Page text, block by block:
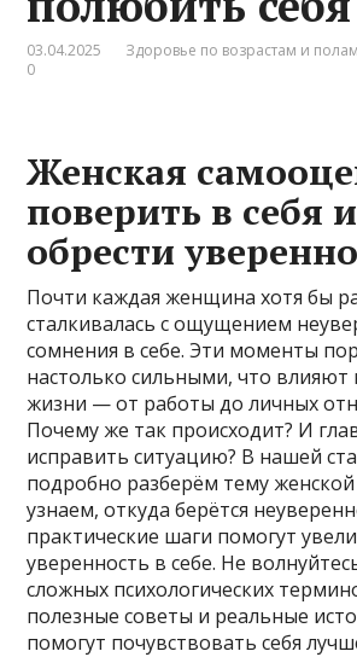
03.04.2025 Здоровье по возрастам и полам
0
Женская
поверить в себя и
обрести
Почти каждая женщина хотя бы
сталкивалась с ощущением
сомнения в себе. Эти моменты
настолько сильными, что влияют
жизни — от работы до личных
Почему же так происходит? И
исправить ситуацию? В нашей
подробно разберём тему
узнаем, откуда берётся
практические шаги помогут
уверенность в себе. Не
сложных психологических
полезные советы и реальные
помогут почувствовать себя